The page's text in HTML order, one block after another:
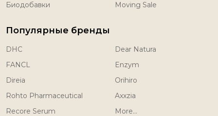
Биодобавки
Moving Sale
Популярные бренды
DHC
FANCL
Direia
Rohto Pharmaceutical
Recore Serum
Dear Natura
Enzym
Orihiro
Axxzia
More...